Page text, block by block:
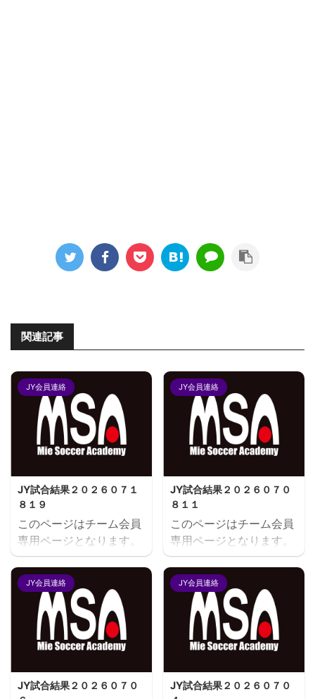
関連記事
JY会員連絡
JY試合結果２０２６０７１
８１９
このページはチーム会員
専用ページとなります。
閲覧にはユーザー名とパ
スワードにてログインが
必要となります。既存ユ
ーザのログインユーザー
名またはメールアドレス
パスワード ログイン状態
JY会員連絡
JY試合結果２０２６０７０
８１１
このページはチーム会員
専用ページとなります。
閲覧にはユーザー名とパ
スワードにてログインが
必要となります。既存ユ
ーザのログインユーザー
名またはメールアドレス
パスワード ログイン状態
JY会員連絡
JY試合結果２０２６０７０
JY会員連絡
JY試合結果２０２６０７０